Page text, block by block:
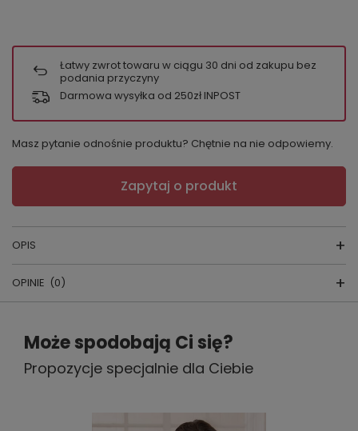
Łatwy zwrot towaru w ciągu 30 dni od zakupu bez
podania przyczyny
Darmowa wysyłka od 250zł INPOST
Masz pytanie odnośnie produktu? Chętnie na nie odpowiemy.
Zapytaj o produkt
OPIS
Figi bbl 224
PRODUCENT: BABELL
Jeśli szukasz wygodnych fig damskich z bawełny,
które dobrze dopasowują się do sylwetki i pozostają
OPINIE (0)
Napisz swoją opinię
Twoja ocena:
Może spodobają Ci się?
Propozycje specjalnie dla Ciebie